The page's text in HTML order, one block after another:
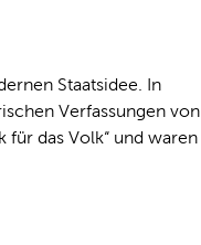
Staatsidee. In
Verfassungen von
für das Volk“ und waren